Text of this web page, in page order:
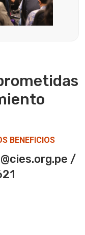
BENEFICIOS
/